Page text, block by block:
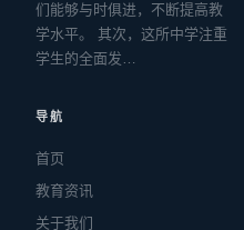
们能够与时俱进，不断提高教
学水平。 其次，这所中学注重
学生的全面发…
导航
首页
教育资讯
关于我们